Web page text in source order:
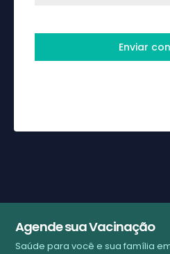
Enviar
Agende sua Vacinação
Saúde para você e sua família